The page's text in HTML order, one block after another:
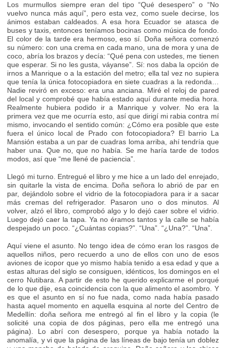
Los murmullos siempre eran del tipo “Qué desespero” o “No
vuelvo nunca más aquí”, pero esta vez, como suele decirse, los
ánimos estaban caldeados. A esa hora Ecuador se atasca de
buses y taxis, entonces teníamos bocinas como música de fondo.
El color de la tarde era hermoso, eso sí. Doña señora comenzó
su número: con una crema en cada mano, una de mora y una de
coco, abría los brazos y decía: “Qué pena con ustedes, me tienen
que esperar. Si no les gusta, váyanse”. Sí: nos daba la opción de
irnos a Manrique o a la estación del metro; ella tal vez no supiera
que tenía la única fotocopiadora en siete cuadras a la redonda…
Nadie reviró en exceso: era una anciana. Miré el reloj de pared
del local y comprobé que había estado aquí durante media hora.
Realmente hubiera podido ir a Manrique y volver. No era la
primera vez que me ocurría esto, así que dirigí mi rabia contra mí
mismo, invocando el sentido común: ¿Cómo era posible que este
fuera el único local de Prado con fotocopiadora? El barrio La
Mansión estaba a un par de cuadras loma arriba, ahí tendría que
haber una. Que no, que no había. Se me haría tarde de todos
modos, así que “me llené de paciencia”.
Llegó mi turno. Entregué el libro y me hice a un lado del enrejado,
sin quitarle la vista de encima. Doña señora lo abrió de par en
par, dejándolo sobre el vidrio de la fotocopiadora para ir a sacar
más cremas del refrigerador. Pasaron uno o dos minutos. Al
volver, alzó el libro, comprobó algo y lo dejó caer sobre el vidrio.
Luego dejó caer la tapa. Ya no éramos tantos y la calle se había
despejado un poco. “¿Cuántas copias?”. “Una”. “¿Una?”. “Una”.
Aquí viene el asunto. No tengo idea de cómo eran los rasgos de
aquellos niños, pero recuerdo a uno de ellos con uno de esos
aviones de icopor que yo mismo había tenido a esa edad y que a
estas alturas del siglo se consiguen, idénticos, los domingos en el
cerro Nutibara. A partir de esto he querido explicarme el porqué
de lo que dije, esa coincidencia con la que alimento el asombro. Y
es que el asunto en sí no fue nada, como nada había pasado
hasta aquel momento en aquella esquina al norte del Centro de
Medellín: doña señora me entregó al fin el libro y la copia (le
solicité una copia de dos páginas, pero ella me entregó una
página). Lo abrí con desespero, porque ya había notado la
anomalía, y vi que la página de las líneas de bajo tenía un doblez